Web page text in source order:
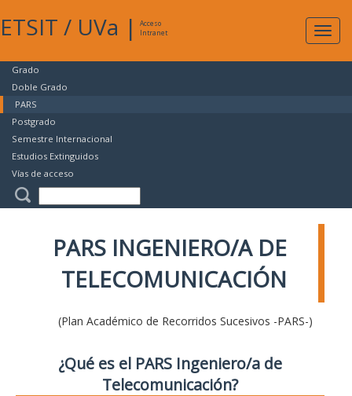
ETSIT / UVa |
Acceso
Intranet
Grado
Doble Grado
PARS
Postgrado
Semestre Internacional
Estudios Extinguidos
Vías de acceso
PARS INGENIERO/A DE
TELECOMUNICACIÓN
(Plan Académico de Recorridos Sucesivos -PARS-)
¿Qué es el PARS Ingeniero/a de
Telecomunicación?